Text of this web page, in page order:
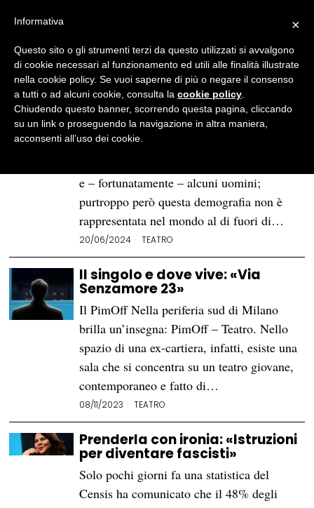
BROWSE TAG
monologo
Sapere è potere: «Esagerate!»
al Teatro Elfo Puccini
Guardandosi intorno nella sala Bausch del
e – fortunatamente – alcuni uomini;
purtroppo però questa demografia non è
rappresentata nel mondo al di fuori di…
20/06/2024 TEATRO
Il singolo e dove vive: «Via
Senzamore 23»
Il PimOff Nella periferia sud di Milano
brilla un’insegna: PimOff – Teatro. Nello
spazio di una ex-cartiera, infatti, esiste una
sala che si concentra su un teatro giovane,
contemporaneo e fatto di…
08/11/2023 TEATRO
Prenderla con ironia: «Istruzioni
per diventare fascisti»
Solo pochi giorni fa una statistica del
Censis ha comunicato che il 48% degli
×
Informativa
Questo sito o gli strumenti terzi da questo utilizzati si avvalgono
di cookie necessari al funzionamento ed utili alle finalità illustrate
nella cookie policy. Se vuoi saperne di più o negare il consenso
a tutti o ad alcuni cookie, consulta la cookie policy
Chiudendo questo banner, scorrendo questa pagina, cliccando
su un link o proseguendo la navigazione in altra maniera,
acconsenti all’uso dei cookie.